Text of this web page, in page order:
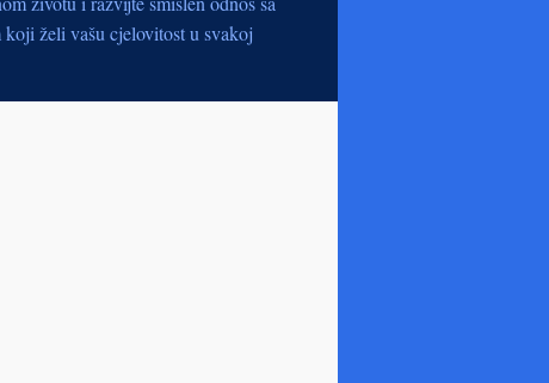
koji želi vašu cjelovitost u svakoj